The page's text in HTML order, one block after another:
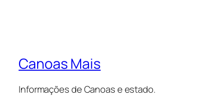
Canoas Mais
Informações de Canoas e estado.